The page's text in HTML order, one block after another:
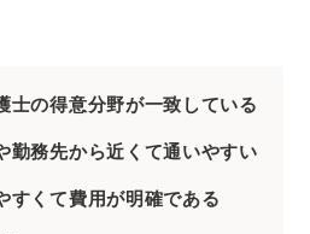
士の得意分野が一致している
勤務先から近くて通いやすい
すくて費用が明確である